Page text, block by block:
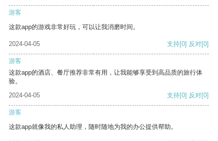
游客
这款app的游戏非常好玩，可以让我消磨时间。
2024-04-05 支持[0] 反对[0]
游客
这款app的酒店、餐厅推荐非常有用，让我能够享受到高品质的旅行体
验。
2024-04-05
支持[0] 反对[0]
游客
这款app就像我的私人助理，随时随地为我的办公提供帮助。